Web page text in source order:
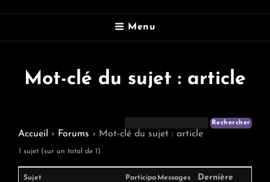
Menu
Mot-clé du sujet : article
Accueil › Forums › Mot-clé du sujet : article
1 sujet (sur un total de 1)
Sujet Participa Messages Dernière